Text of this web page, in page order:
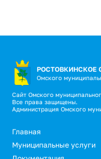
РОСТОВКИНСКОЕ
Омского
Сайт Омского
Все права защищены.
Администрация Омского
Подвал
Главная
Муниципальные услуги